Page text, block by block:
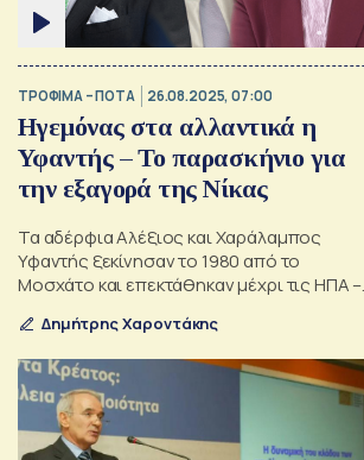
ΤΡΟΦΙΜΑ – ΠΟΤΑ 26.08.2025, 07:00
Ηγεμόνας στα αλλαντικά η
Υφαντής – Το παρασκήνιο για
την εξαγορά της Νίκας
Τα αδέρφια Αλέξιος και Χαράλαμπος
Υφαντής ξεκίνησαν το 1980 από το
Μοσχάτο και επεκτάθηκαν μέχρι τις ΗΠΑ –
Δημήτρης Χαροντάκης